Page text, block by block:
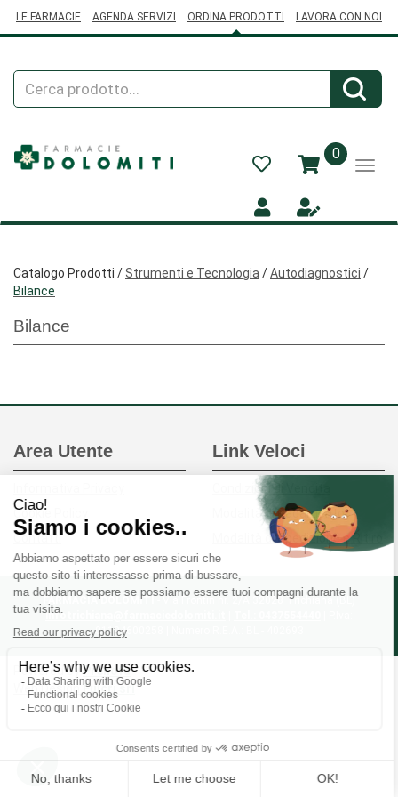
LE FARMACIE AGENDA SERVIZI ORDINA PRODOTTI LAVORA CON NOI
Cerca
Prodotto
0prodotti
inseriti
Catalogo Prodotti / Strumenti e Tecnologia /Autodiagnostici /
Bilance
Bilance
Area Utente
Cookie Policy
Contatti
Link Veloci
Condizioni di Vendita
Modalità di Pagamento
Modalità di Spedizione e Ritiro
FARMACIA DOLOMITI
- Via Frontin nr. 2/A 32028 Trichiana (BL)
infotrichiana@farmaciedolomiti.it
01194600258 | Numero R.E.A.: BL - 402693
Powered byPrenofa
Web DesignFulcri srl